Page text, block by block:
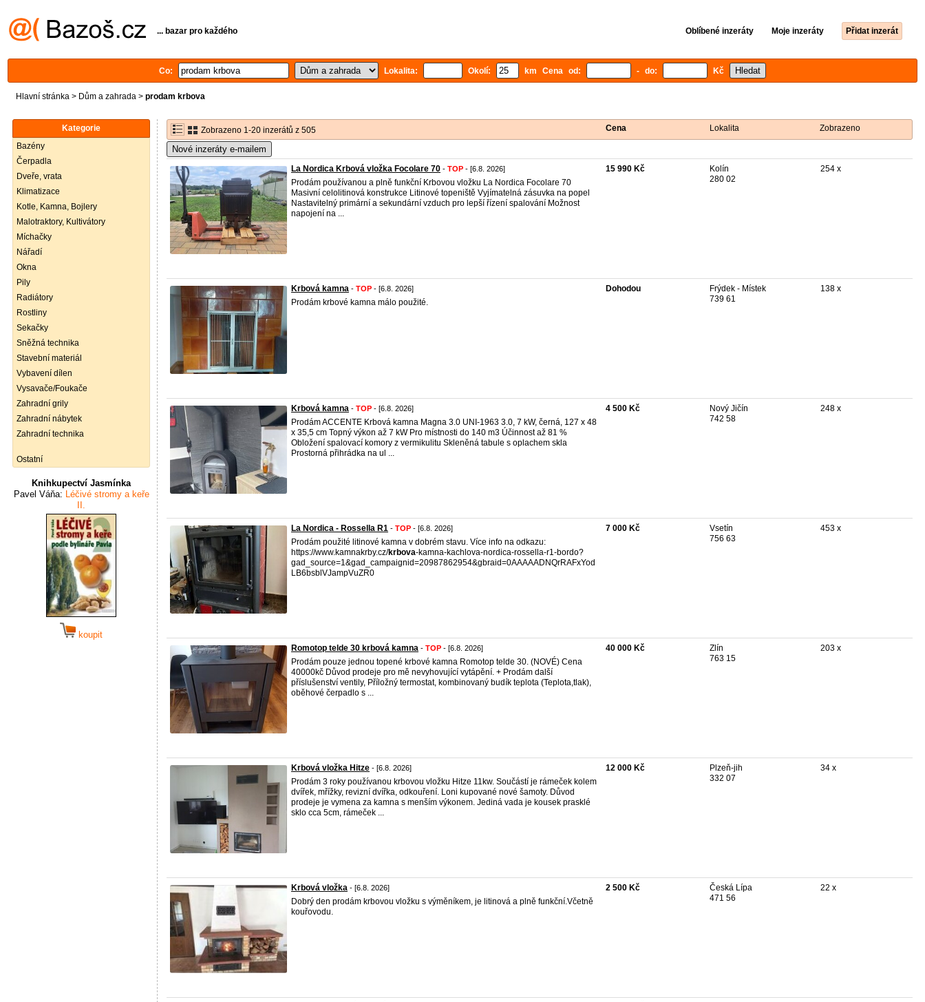
... bazar pro každého Oblíbené inzeráty Moje inzeráty Přidat inzerát
Co: Lokalita: Okolí: km Cena od: - do: Kč
Hlavní stránka > Dům a zahrada > prodam krbova
Kategorie
Bazény
Čerpadla
Dveře, vrata
Klimatizace
Kotle, Kamna, Bojlery
Malotraktory, Kultivátory
Míchačky
Nářadí
Okna
Pily
Radiátory
Rostliny
Sekačky
Sněžná technika
Stavební materiál
Vybavení dílen
Vysavače/Foukače
Zahradní grily
Zahradní nábytek
Zahradní technika
Ostatní
Knihkupectví Jasmínka
Pavel Váňa: Léčivé stromy a keře
II.
koupit
Zobrazeno 1-20 inzerátů z 505 Cena Lokalita Zobrazeno
Nové inzeráty e-mailem
La Nordica Krbová vložka Focolare 70 - TOP - [6.8. 2026]
Prodám používanou a plně funkční Krbovou vložku La Nordica Focolare 70
Masivní celolitinová konstrukce Litinové topeniště Vyjímatelná zásuvka na popel
Nastavitelný primární a sekundární vzduch pro lepší řízení spalování Možnost
napojení na ...
15 990 Kč
Kolín
280 02
254 x
Krbová kamna - TOP - [6.8. 2026]
Prodám krbové kamna málo použité.
Dohodou
Frýdek - Místek
739 61
138 x
Krbová kamna - TOP - [6.8. 2026]
Prodám ACCENTE Krbová kamna Magna 3.0 UNI-1963 3.0, 7 kW, černá, 127 x 48
x 35,5 cm Topný výkon až 7 kW Pro místnosti do 140 m3 Účinnost až 81 %
Obložení spalovací komory z vermikulitu Skleněná tabule s oplachem skla
Prostorná přihrádka na ul ...
4 500 Kč
Nový Jičín
742 58
248 x
La Nordica - Rossella R1 - TOP - [6.8. 2026]
Prodám použité litinové kamna v dobrém stavu. Více info na odkazu:
https://www.kamnakrby.cz/krbova-kamna-kachlova-nordica-rossella-r1-bordo?
gad_source=1&gad_campaignid=20987862954&gbraid=0AAAAADNQrRAFxYod
LB6bsblVJampVuZR0
7 000 Kč
Vsetín
756 63
453 x
Romotop telde 30 krbová kamna - TOP - [6.8. 2026]
Prodám pouze jednou topené krbové kamna Romotop telde 30. (NOVÉ) Cena
40000kč Důvod prodeje pro mě nevyhovující vytápění. + Prodám další
příslušenství ventily, Příložný termostat, kombinovaný budík teplota (Teplota,tlak),
oběhové čerpadlo s ...
40 000 Kč
Zlín
763 15
203 x
Krbová vložka Hitze - [6.8. 2026]
Prodám 3 roky používanou krbovou vložku Hitze 11kw. Součástí je rámeček kolem
dvířek, mřížky, revizní dvířka, odkouření. Loni kupované nové šamoty. Důvod
prodeje je vymena za kamna s menším výkonem. Jediná vada je kousek prasklé
sklo cca 5cm, rámeček ...
12 000 Kč
Plzeň-jih
332 07
34 x
Krbová vložka - [6.8. 2026]
Dobrý den prodám krbovou vložku s výměníkem, je litinová a plně funkční.Včetně
kouřovodu.
2 500 Kč
Česká Lípa
471 56
22 x